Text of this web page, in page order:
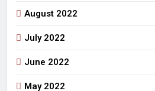
August 2022
July 2022
June 2022
May 2022